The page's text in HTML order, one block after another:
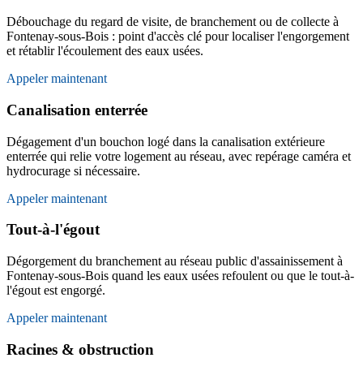
Débouchage du regard de visite, de branchement ou de collecte à
Fontenay-sous-Bois : point d'accès clé pour localiser l'engorgement
et rétablir l'écoulement des eaux usées.
Appeler maintenant
Canalisation enterrée
Dégagement d'un bouchon logé dans la canalisation extérieure
enterrée qui relie votre logement au réseau, avec repérage caméra et
hydrocurage si nécessaire.
Appeler maintenant
Tout-à-l'égout
Dégorgement du branchement au réseau public d'assainissement à
Fontenay-sous-Bois quand les eaux usées refoulent ou que le tout-à-
l'égout est engorgé.
Appeler maintenant
Racines & obstruction